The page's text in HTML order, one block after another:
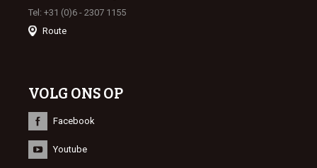
Tel: +31 (0)6 - 2307 1155
Route
VOLG ONS OP
Facebook
Youtube